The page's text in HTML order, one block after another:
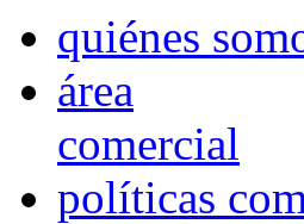
quiénes
área
comercial
políticas